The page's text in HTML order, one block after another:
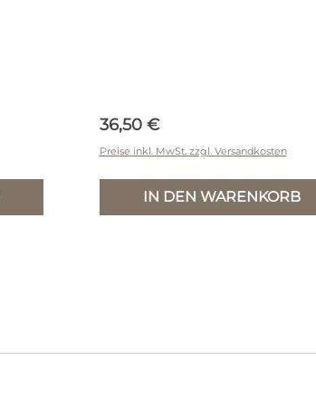
Regulärer Preis:
36,50 €
Preise inkl. MwSt. zzgl. Versandkosten
IN DEN WARENKORB